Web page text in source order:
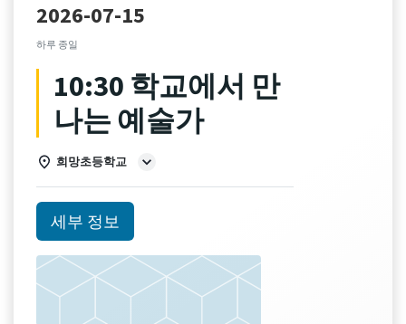
2026-07-15
하루 종일
10:30 학교에서 만
나는 예술가
희망초등학교
세부 정보